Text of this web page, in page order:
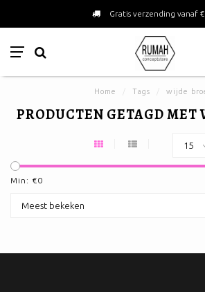
Gratis verzending vanaf
Home Tags wijde
PRODUCTEN GETAGD MET
Min: €0